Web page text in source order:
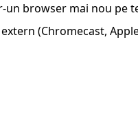
un browser mai nou pe
(Chromecast,